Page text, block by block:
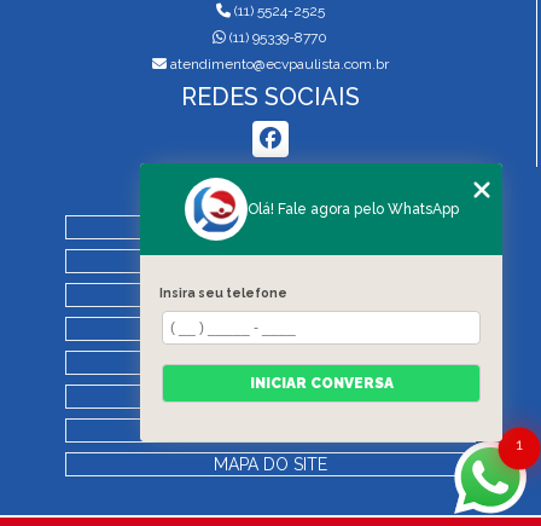
(11) 5524-2525
(11) 95339-8770
atendimento@ecvpaulista.com.br
REDES SOCIAIS
MENU
QUEM SOMOS
SERVIÇOS
BLOG
REGRAS DE VISTORIA
MAPA DO SITE
1
Olá! Fale agora pelo WhatsApp
Insira seu telefone
INICIAR CONVERSA